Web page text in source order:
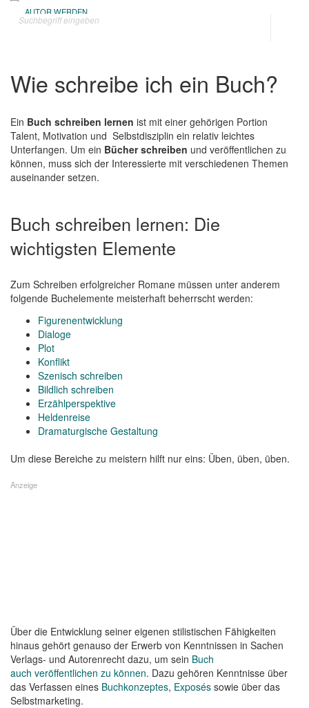
AUTOR WERDEN
Wie schreibe ich ein Buch?
Ein Buch schreiben lernen ist mit einer gehörigen Portion
Talent, Motivation und Selbstdisziplin ein relativ leichtes
Unterfangen. Um ein Bücher schreiben und veröffentlichen zu
können, muss sich der Interessierte mit verschiedenen Themen
auseinander setzen.
Buch schreiben lernen: Die
wichtigsten Elemente
Zum Schreiben erfolgreicher Romane müssen unter anderem
folgende Buchelemente meisterhaft beherrscht werden:
Figurenentwicklung
Dialoge
Plot
Konflikt
Szenisch schreiben
Bildlich schreiben
Erzählperspektive
Heldenreise
Dramaturgische Gestaltung
Um diese Bereiche zu meistern hilft nur eins: Üben, üben, üben.
Über die Entwicklung seiner eigenen stilistischen Fähigkeiten
hinaus gehört genauso der Erwerb von Kenntnissen in Sachen
Verlags- und Autorenrecht dazu, um sein Buch
auch veröffentlichen zu können. Dazu gehören Kenntnisse über
das Verfassen eines Buchkonzeptes, Exposés sowie über das
Selbstmarketing.